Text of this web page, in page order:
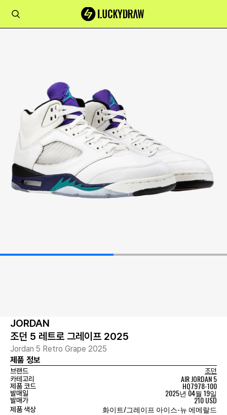
JORDAN
조던 5 레트로 그레이프 2025
Jordan 5 Retro Grape 2025
제품 정보
브랜드
조던
카테고리
AIR JORDAN 5
제품 코드 HQ7978-100
발매일 2025년 04월 19일
발매가 210 USD
제품 색상 화이트/그레이프 아이스-뉴 에메랄드